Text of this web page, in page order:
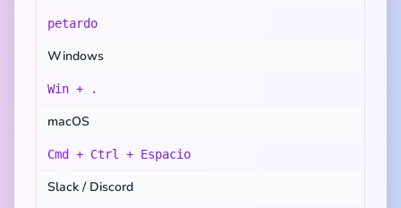
petardo
Windows
Win + .
macOS
Cmd + Ctrl + Espacio
Slack / Discord